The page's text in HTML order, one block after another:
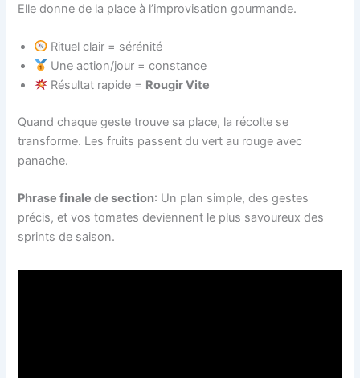
Elle donne de la place à l’improvisation gourmande.
Rituel clair = sérénité
Une action/jour = constance
Résultat rapide = Rougir Vite
Quand chaque geste trouve sa place, la récolte se
transforme. Les fruits passent du vert au rouge avec
panache.
Phrase finale de section: Un plan simple, des gestes
précis, et vos tomates deviennent le plus savoureux des
sprints de saison.